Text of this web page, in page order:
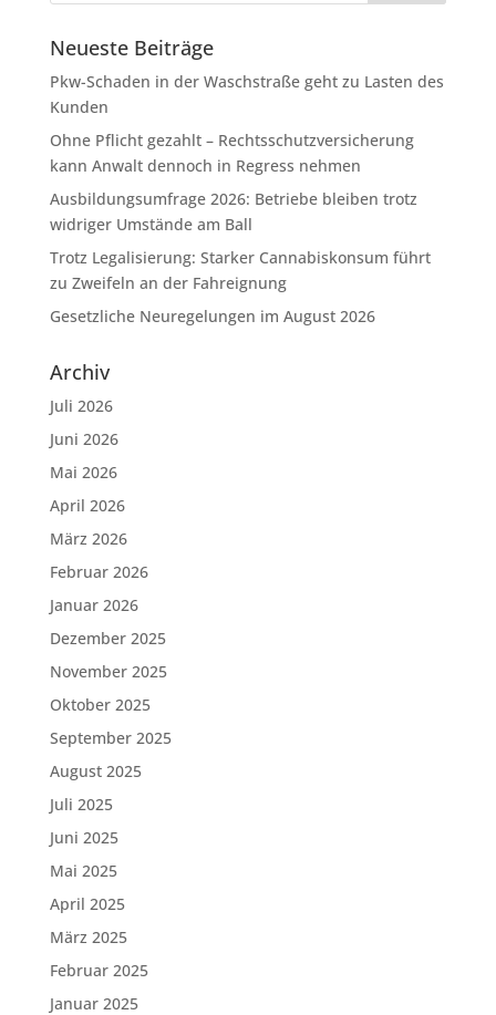
Neueste Beiträge
Pkw-Schaden in der Waschstraße geht zu Lasten des
Kunden
Ohne Pflicht gezahlt – Rechtsschutzversicherung
kann Anwalt dennoch in Regress nehmen
Ausbildungsumfrage 2026: Betriebe bleiben trotz
widriger Umstände am Ball
Trotz Legalisierung: Starker Cannabiskonsum führt
zu Zweifeln an der Fahreignung
Gesetzliche Neuregelungen im August 2026
Archiv
Juli 2026
Juni 2026
Mai 2026
April 2026
März 2026
Februar 2026
Januar 2026
Dezember 2025
November 2025
Oktober 2025
September 2025
August 2025
Juli 2025
Juni 2025
Mai 2025
April 2025
März 2025
Februar 2025
Januar 2025